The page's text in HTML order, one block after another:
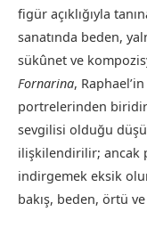
figür açıklığıyla
sanatında beden,
sükûnet ve
Fornarina,
portrelerinden biridir.
sevgilisi olduğu
ilişkilendirilir; ancak
indirgemek eksik
bakış, beden, örtü